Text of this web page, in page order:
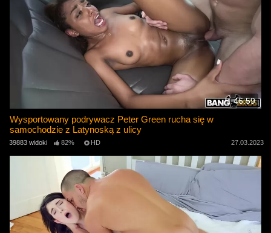
46:59
Wysportowany podrywacz Peter Green rucha się w
samochodzie z Latynoską z ulicy
39883 widoki 82% HD 27.03.2023